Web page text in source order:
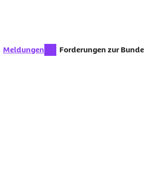
zur Zeit aktiv:
Meldungen Forderungen zur